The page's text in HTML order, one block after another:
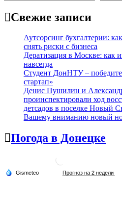
Свежие записи
Аутсорсинг бухгалтерии:
снять риски с бизнеса
Дератизация в Москве: как
навсегда
Студент ДонНТУ –
стартап»
Денис Пушилин и
проинспектировали ход
детсадов в поселке Новый
Вашему вниманию новый
Погода в Донецке